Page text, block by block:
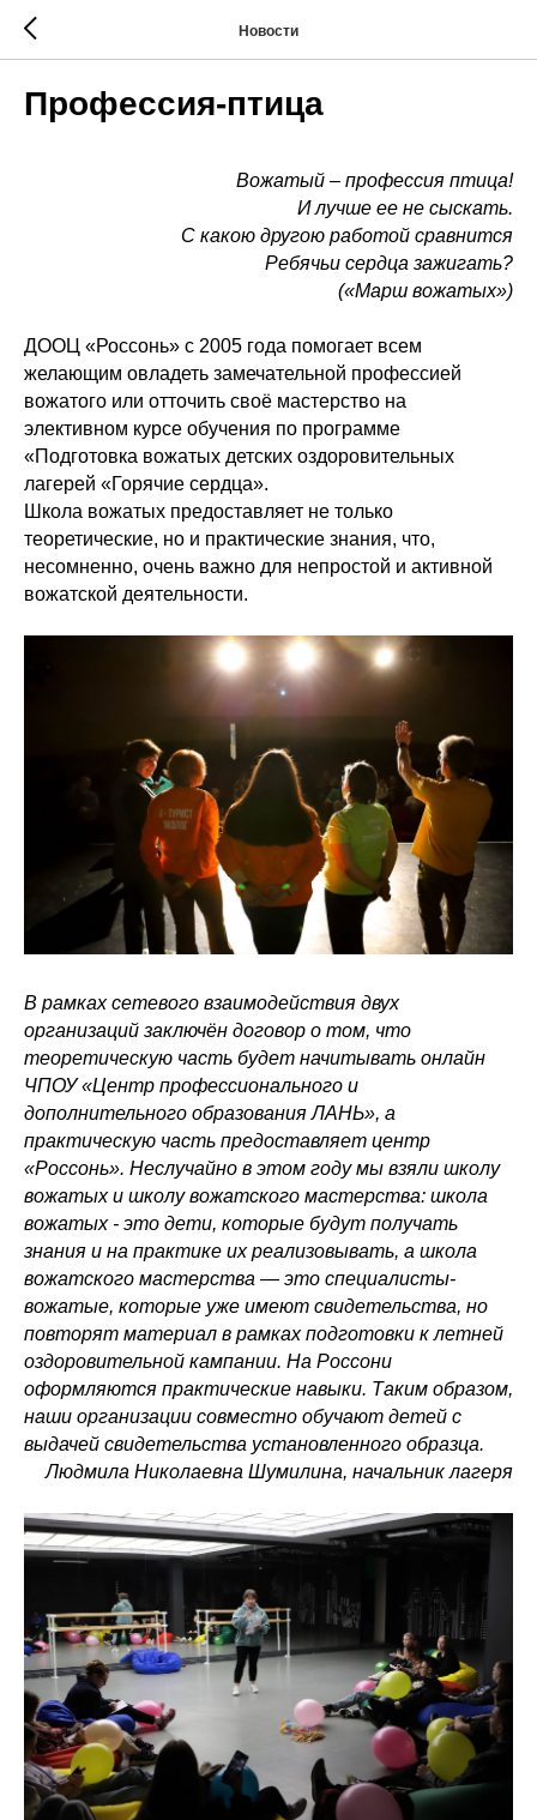
Новости
Профессия-птица
Вожатый – профессия птица!
И лучше ее не сыскать.
С какою другою работой сравнится
Ребячьи сердца зажигать?
(«Марш вожатых»)
ДООЦ «Россонь» с 2005 года помогает всем
желающим овладеть замечательной профессией
вожатого или отточить своё мастерство на
элективном курсе обучения по программе
«Подготовка вожатых детских оздоровительных
лагерей «Горячие сердца».
Школа вожатых предоставляет не только
теоретические, но и практические знания, что,
несомненно, очень важно для непростой и активной
вожатской деятельности.
В рамках сетевого взаимодействия двух
организаций заключён договор о том, что
теоретическую часть будет начитывать онлайн
ЧПОУ «Центр профессионального и
дополнительного образования ЛАНЬ», а
практическую часть предоставляет центр
«Россонь». Неслучайно в этом году мы взяли школу
вожатых и школу вожатского мастерства: школа
вожатых - это дети, которые будут получать
знания и на практике их реализовывать, а школа
вожатского мастерства — это специалисты-
вожатые, которые уже имеют свидетельства, но
повторят материал в рамках подготовки к летней
оздоровительной кампании. На Россони
оформляются практические навыки. Таким образом,
наши организации совместно обучают детей с
выдачей свидетельства установленного образца.
Людмила Николаевна Шумилина, начальник лагеря